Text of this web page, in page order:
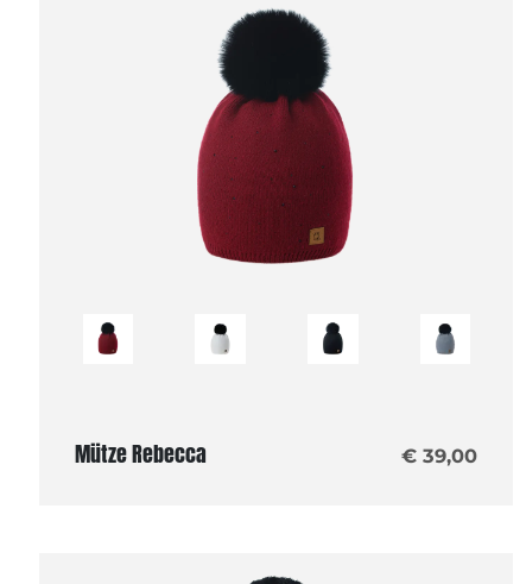
Mütze Rebecca € 39,00